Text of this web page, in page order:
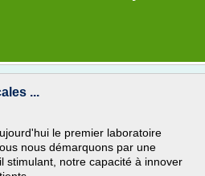
...
le premier laboratoire
nous démarquons par une
stimulant, notre capacité à innover